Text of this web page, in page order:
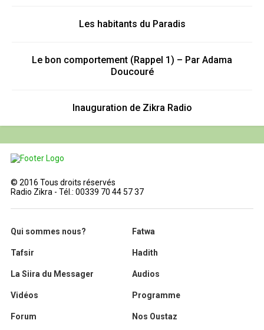
Les habitants du Paradis
Le bon comportement (Rappel 1) – Par Adama
Doucouré
Inauguration de Zikra Radio
© 2016 Tous droits réservés
Radio Zikra - Tél.: 00339 70 44 57 37
Qui sommes nous? Fatwa
Tafsir Hadith
La Siira du Messager Audios
Vidéos Programme
Forum Nos Oustaz